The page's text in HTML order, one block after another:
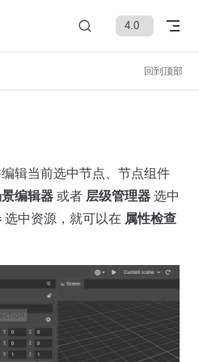
回到顶部
辑当前选中节点、节点组件
编辑器 或者 层级管理器 选中
选中资源，就可以在 属性检查